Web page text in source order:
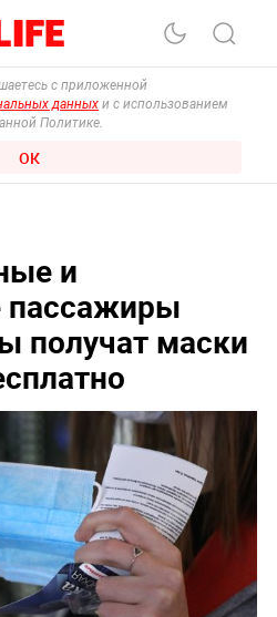
с приложенной
данных и с использованием
Политике.
ОК
и
пассажиры
получат маски